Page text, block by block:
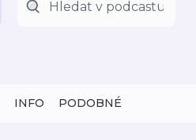
INFO PODOBNÉ